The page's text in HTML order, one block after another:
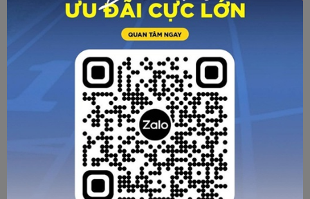
tròn đơn giản, dễ mặc, không gây cấn hay khó chịu vùng cổ.